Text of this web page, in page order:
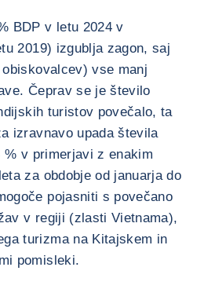
BDP v letu 2024 v
2019) izgublja zagon, saj
vse manj
Čeprav se je število
turistov povečalo, ta
izravnavo upada števila
v primerjavi z enakim
za obdobje od januarja do
pojasniti s povečano
v regiji (zlasti Vietnama),
turizma na Kitajskem in
pomisleki.